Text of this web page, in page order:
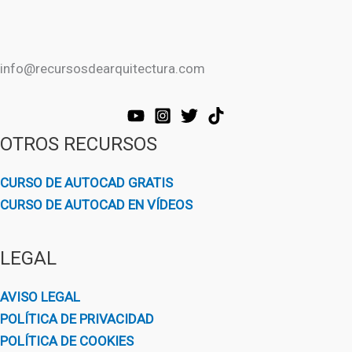
info@recursosdearquitectura.com
OTROS RECURSOS
CURSO DE AUTOCAD GRATIS
CURSO DE AUTOCAD EN VÍDEOS
LEGAL
AVISO LEGAL
POLÍTICA DE PRIVACIDAD
POLÍTICA DE COOKIES